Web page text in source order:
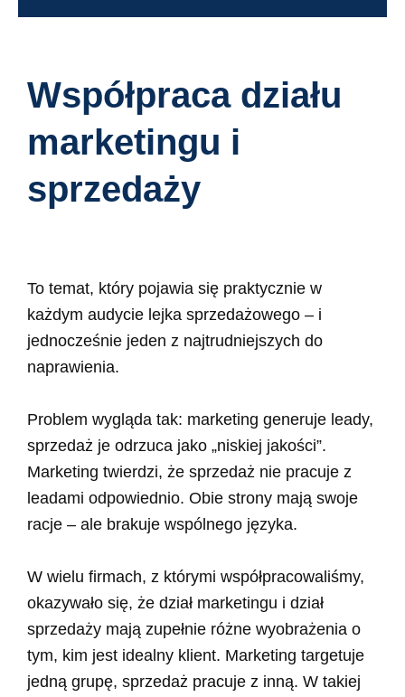
Współpraca działu
marketingu i
sprzedaży
To temat, który pojawia się praktycznie w
każdym audycie lejka sprzedażowego – i
jednocześnie jeden z najtrudniejszych do
naprawienia.
Problem wygląda tak: marketing generuje leady,
sprzedaż je odrzuca jako „niskiej jakości”.
Marketing twierdzi, że sprzedaż nie pracuje z
leadami odpowiednio. Obie strony mają swoje
racje – ale brakuje wspólnego języka.
W wielu firmach, z którymi współpracowaliśmy,
okazywało się, że dział marketingu i dział
sprzedaży mają zupełnie różne wyobrażenia o
tym, kim jest idealny klient. Marketing targetuje
jedną grupę, sprzedaż pracuje z inną. W takiej